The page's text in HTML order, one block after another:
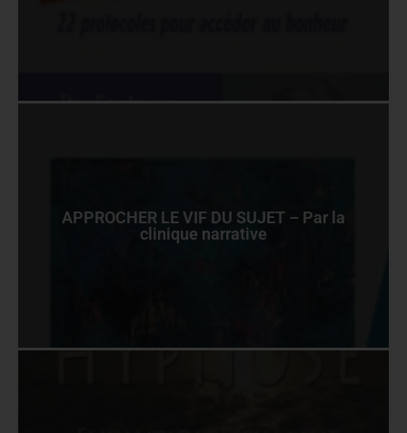
APPROCHER LE VIF DU SUJET – Par la
clinique narrative